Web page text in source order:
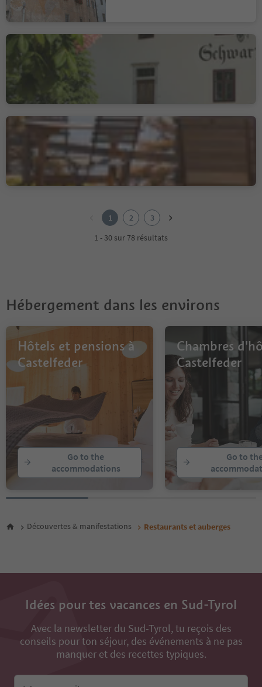
Restaurant Schwarz Adler
Cortaccia s.S.d.V./Kurtatsch, Kurtatsch an der Weinstraße/Cortaccia sulla Strada del Vino, Alto Adige Wine Road
Albergo Zirmerhof
Redagno/Radein, Aldein/Aldino
1 2
3
1 - 30 sur 78 résultats
Hébergement dans les environs
Hôtels et pensions à
Castelfeder
Go to the
accommodations
Chambres
Castelfeder
Go to
Découvertes & manifestations Restaurants et auberges
Idées pour tes vacances en Sud-Tyrol
Avec la newsletter du Sud-Tyrol, tu reçois des
conseils pour ton séjour, des événements à ne pas
manquer et des recettes typiques.